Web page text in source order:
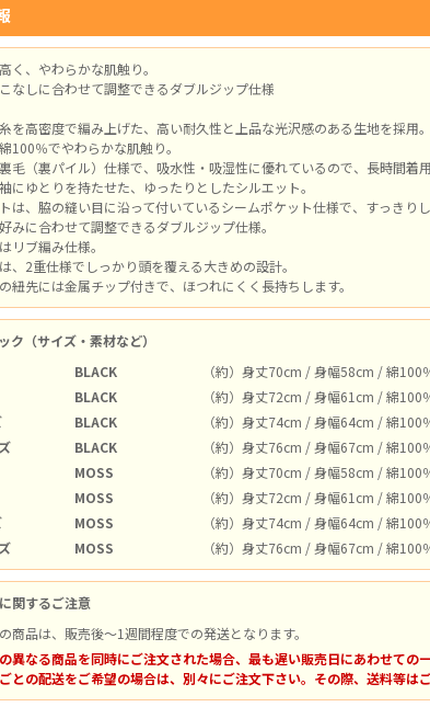
く、やわらかな肌触り。
なしに合わせて調整できるダブルジップ仕様
を高密度で編み上げた、高い耐久性と上品な光沢感のある生地を採用。
100％でやわらかな肌触り。
毛（裏パイル）仕様で、吸水性・吸湿性に優れているので、長時間着用
にゆとりを持たせた、ゆったりとしたシルエット。
は、脇の縫い目に沿って付いているシームポケット仕様で、すっきりし
みに合わせて調整できるダブルジップ仕様。
リブ編み仕様。
、2重仕様でしっかり頭を覆える大きめの設計。
紐先には金属チップ付きで、ほつれにくく長持ちします。
ク（サイズ・素材など）
BLACK
（約）身丈70cm / 身幅58cm / 綿100
BLACK
（約）身丈72cm / 身幅61cm / 綿100
BLACK
（約）身丈74cm / 身幅64cm / 綿100
BLACK
（約）身丈76cm / 身幅67cm / 綿100
MOSS
（約）身丈70cm / 身幅58cm / 綿100
MOSS
（約）身丈72cm / 身幅61cm / 綿100
MOSS
（約）身丈74cm / 身幅64cm / 綿100
MOSS （約）身丈76cm / 身幅67cm / 綿100
関するご注意
商品は、販売後～1週間程度での発送となります。
異なる商品を同時にご注文された場合、最も遅い販売日にあわせての一
ごとの配送をご希望の場合は、別々にご注文下さい。その際、送料等は